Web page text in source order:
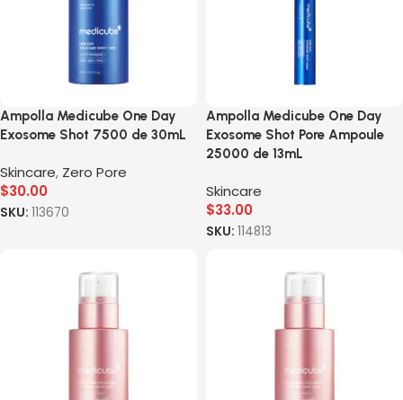
Ampolla Medicube One Day
Exosome Shot 7500 de 30mL
Skincare, Zero Pore
$30.00
SKU: 113670
Ampolla Medicube One Day
Exosome Shot Pore Ampoule
25000 de 13mL
Skincare
$33.00
SKU: 114813